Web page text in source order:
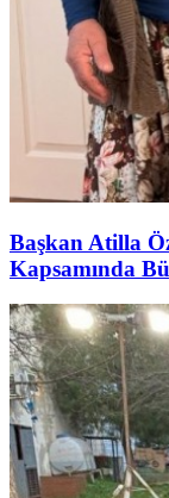
Başkan Atilla
Kapsamında